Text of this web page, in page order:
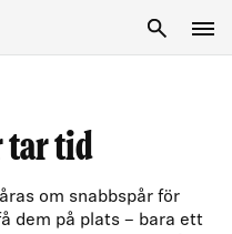
tar tid
om snabbspår för
dem på plats – bara ett